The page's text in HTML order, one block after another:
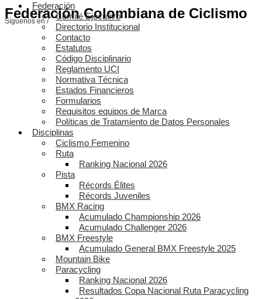
Federación Colombiana de Ciclismo
Síguenos en /
Federación
Comité Ejecutivo
Directorio Institucional
Contacto
Estatutos
Código Disciplinario
Reglamento UCI
Normativa Técnica
Estados Financieros
Formularios
Requisitos equipos de Marca
Políticas de Tratamiento de Datos Personales
Disciplinas
Ciclismo Femenino
Ruta
Ranking Nacional 2026
Pista
Récords Élites
Récords Juveniles
BMX Racing
Acumulado Championship 2026
Acumulado Challenger 2026
BMX Freestyle
Acumulado General BMX Freestyle 2025
Mountain Bike
Paracycling
Ranking Nacional 2026
Resultados Copa Nacional Ruta Paracycling